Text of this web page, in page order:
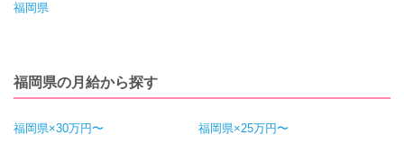
福岡県
福岡県の月給から探す
福岡県×30万円〜 福岡県×25万円〜